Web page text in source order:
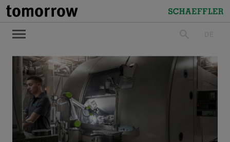
tomorrow
Schaeffler
suchenDE